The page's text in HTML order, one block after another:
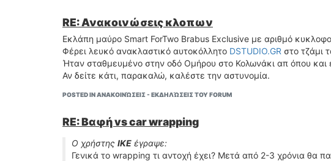
RE: Ανακοινώσεις κλοπων
Εκλάπη μαύρο Smart ForTwo Brabus Exclusive με αριθμό
Φέρει λευκό ανακλαστικό αυτοκόλλητο DSTUDIO.GR στο τζάμι
Ήταν σταθμευμένο στην οδό Ομήρου στο Κολωνάκι απ όπου
Αν δείτε κάτι, παρακαλώ, καλέστε την αστυνομία.
POSTED IN ΑΝΑΚΟΙΝΏΣΕΙΣ - ΕΚΔΗΛΏΣΕΙΣ ΤΟΥ FORUM
RE: Βαφή vs car wrapping
Ο χρήστης IKE έγραψε:
Γενικά το wrapping τι αντοχή έχει? Μετά από 2-3 χρόνια θα